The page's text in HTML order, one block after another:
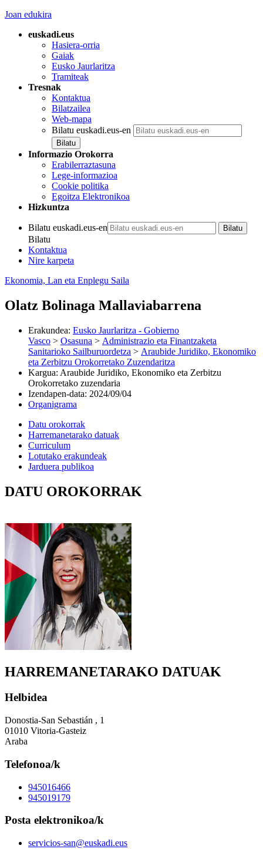
Joan edukira
euskadi.eus
Hasiera-orria
Gaiak
Eusko Jaurlaritza
Tramiteak
Tresnak
Kontaktua
Bilatzailea
Web-mapa
Bilatu euskadi.eus-en
Informazio Orokorra
Erabilerraztasuna
Lege-informazioa
Cookie politika
Egoitza Elektronikoa
Hizkuntza
Bilatu euskadi.eus-en
Bilatu
Kontaktua
Nire karpeta
Ekonomia, Lan eta Enplegu Saila
Olatz Bolinaga Mallaviabarrena
Erakundea: Eusko Jaurlaritza - Gobierno
Vasco > Osasuna > Administrazio eta Finantzaketa
Sanitarioko Sailburuordetza > Araubide Juridiko, Ekonomiko
eta Zerbitzu Orokorretako Zuzendaritza
Kargua: Araubide Juridiko, Ekonomiko eta Zerbitzu
Orokorretako zuzendaria
Izendapen-data: 2024/09/04
Organigrama
Datu orokorrak
Harremanetarako datuak
Curriculum
Lotutako erakundeak
Jarduera publikoa
DATU OROKORRAK
HARREMANETARAKO DATUAK
Helbidea
Donostia-San Sebastián , 1
01010 Vitoria-Gasteiz
Araba
Telefonoa/k
945016466
945019179
Posta elektronikoa/k
servicios-san@euskadi.eus